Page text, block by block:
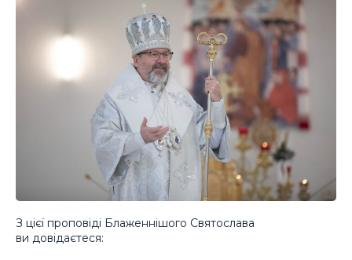
З цієї проповіді Блаженнішого Святослава
ви довідаєтеся: